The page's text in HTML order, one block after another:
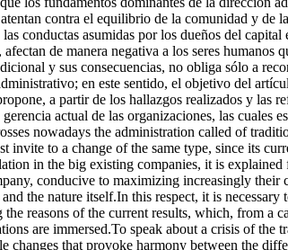
contra el equilibrio de la comunidad y de
conductas asumidas por los dueños del capital
de manera negativa a los seres humanos
y sus consecuencias, no obliga sólo a
en este sentido, el objetivo del
a partir de los hallazgos realizados y las
actual de las organizaciones, las cuales
nowadays the administration called of
to a change of the same type, since its
in the big existing companies, it is explained
conducive to maximizing increasingly their
the nature itself.In this respect, it is necessary
reasons of the current results, which, from a
are immersed.To speak about a crisis of the
changes that provoke harmony between the